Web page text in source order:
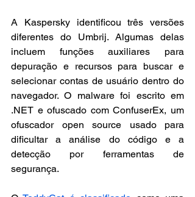
A Kaspersky identificou três versões
diferentes do Umbrij. Algumas delas
incluem funções auxiliares para
depuração e recursos para buscar e
selecionar contas de usuário dentro do
navegador. O malware foi escrito em
.NET e ofuscado com ConfuserEx, um
ofuscador open source usado para
dificultar a análise do código e a
detecção por ferramentas de
segurança.